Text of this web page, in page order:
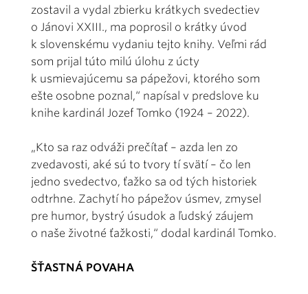
zostavil a vydal zbierku krátkych svedectiev
o Jánovi XXIII., ma poprosil o krátky úvod
k slovenskému vydaniu tejto knihy. Veľmi rád
som prijal túto milú úlohu z úcty
k usmievajúcemu sa pápežovi, ktorého som
ešte osobne poznal,“ napísal v predslove ku
knihe kardinál Jozef Tomko (1924 – 2022).
„Kto sa raz odváži prečítať – azda len zo
zvedavosti, aké sú to tvory tí svätí – čo len
jedno svedectvo, ťažko sa od tých historiek
odtrhne. Zachytí ho pápežov úsmev, zmysel
pre humor, bystrý úsudok a ľudský záujem
o naše životné ťažkosti,“ dodal kardinál Tomko.
ŠŤASTNÁ POVAHA